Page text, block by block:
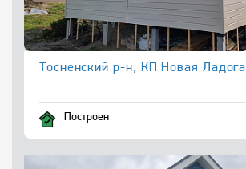
Тосненский р-н, КП Новая Ладога
Построен